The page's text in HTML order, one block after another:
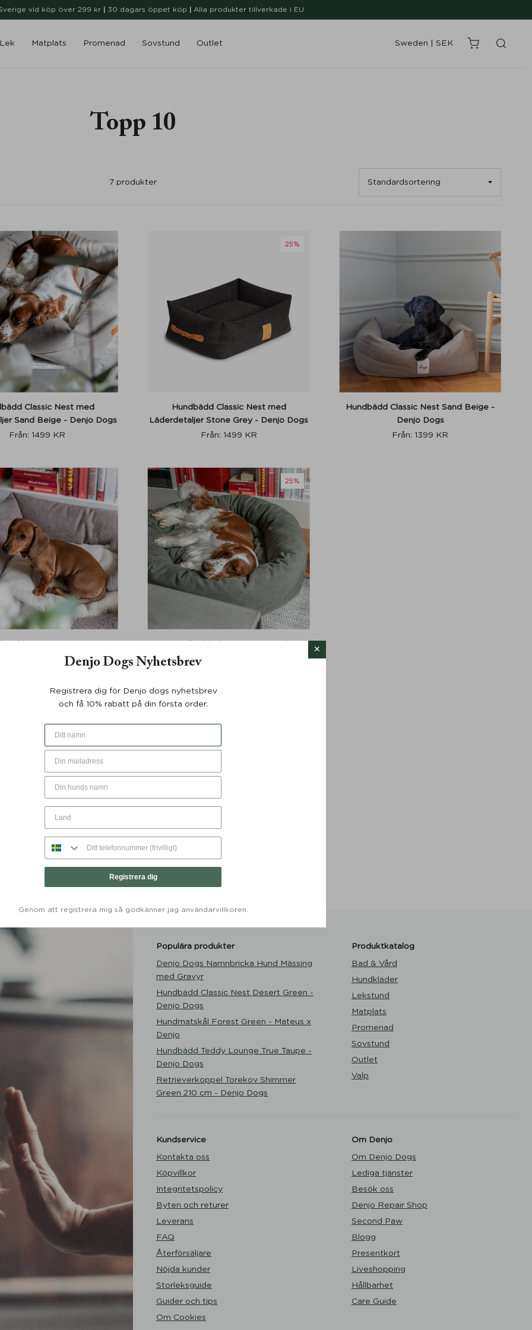
vid köp över 299 kr 30 dagars öppet köp Alla produkter tillverkade i EU
Lek Matplats Promenad Sovstund Outlet Sweden SEK
Topp 10
7 produkter
Classic Nest med
Sand Beige - Denjo Dogs
Från: 1499 KR
Hundbädd Classic Nest med
Läderdetaljer Stone Grey - Denjo Dogs
Från: 1499 KR
25%
Hundbädd Classic Nest Sand Beige -
Denjo Dogs
Från: 1399 KR
Läderdetalj Desert Green - Denjo Dogs
25%
goalin life is to be as
my dog already thinks I
am.
Populära produkter
Denjo Dogs Namnbricka Hund Mässing
med Gravyr
Hundbädd Classic Nest Desert Green -
Denjo Dogs
Hundmatskål Forest Green - Mateus x
Denjo
Hundbädd Teddy Lounge True Taupe -
Denjo Dogs
Retrieverkoppel Torekov Shimmer
Green 210 cm - Denjo Dogs
Produktkatalog
Bad & Vård
Hundkläder
Lekstund
Matplats
Promenad
Sovstund
Outlet
Valp
Kundservice
Kontakta oss
Köpvillkor
Integritetspolicy
Byten och returer
Leverans
FAQ
Återförsäljare
Nöjda kunder
Storleksguide
Guider och tips
Om Cookies
Om Denjo
Om Denjo Dogs
Lediga tjänster
Besök oss
Denjo Repair Shop
Second Paw
Blogg
Presentkort
Liveshopping
Hållbarhet
Care Guide
Denjo Dogs Nyhetsbrev
Registrera dig för Denjo dogs nyhetsbrev
och få 10% rabatt på din första order.
Registrera dig
Genom att registrera mig så godkänner jag användarvillkoren.